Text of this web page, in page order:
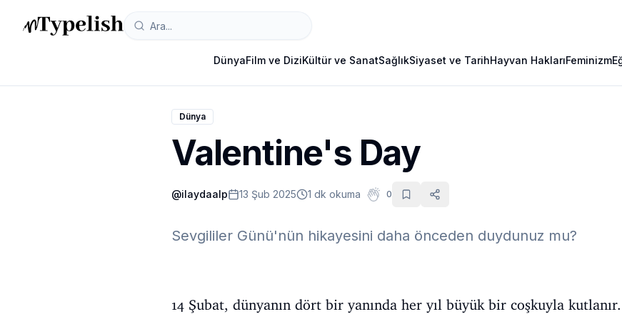
DünyaFilm ve DiziKültür ve SanatSağlıkSiyaset ve TarihHayvan HaklarıFeminizm
Dünya
Valentine's Day
@ilaydaalp 13 Şub 2025 1 dk okuma 0
Sevgililer Günü'nün hikayesini daha önceden duydunuz mu?
14 Şubat, dünyanın dört bir yanında her yıl büyük bir coşkuyla